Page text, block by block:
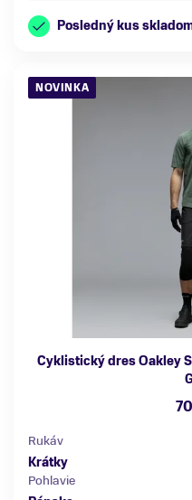
Posledný kus
NOVINKA
Cyklistický dres Oakley
Rukáv
Krátky
Pohlavie